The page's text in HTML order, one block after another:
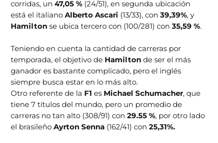
corridas, un47,05 % (24/51), en segunda ubicación
está el italianoAlberto Ascari (13/33), con39,39%, y
Hamilton se ubica tercero con (100/281) con35,59 %.
Teniendo en cuenta la cantidad de carreras por
temporada, el objetivo de Hamilton de ser el más
ganador es bastante complicado, pero el inglés
siempre busca estar en lo más alto.
Otro referente de la F1es Michael Schumacher, que
tiene 7 títulos del mundo, pero un promedio de
carreras no tan alto (308/91) con29.55 %, por otro lado
el brasileño Ayrton Senna (162/41) con 25,31%.